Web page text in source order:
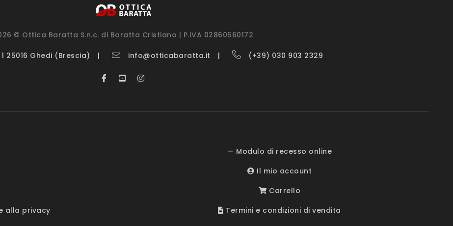
© Ottica Baratta S.n.c. di Baratta Cristiano | P.IVA 02860560172
25016 Ghedi (Brescia) info@otticabaratta.it (+39) 030 903 2329
alla privacy
— Modulo di recesso online
Il mio account
Carrello
Termini e condizioni di vendita